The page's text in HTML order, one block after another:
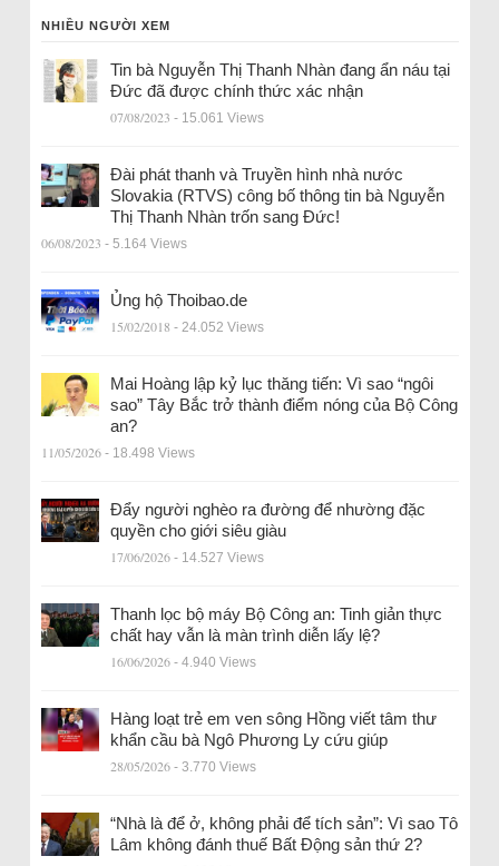
NHIỀU NGƯỜI XEM
Tin bà Nguyễn Thị Thanh Nhàn đang ẩn náu tại
Đức đã được chính thức xác nhận
07/08/2023 - 15.061 Views
Đài phát thanh và Truyền hình nhà nước
Slovakia (RTVS) công bố thông tin bà Nguyễn
Thị Thanh Nhàn trốn sang Đức!
06/08/2023 - 5.164 Views
Ủng hộ Thoibao.de
15/02/2018 - 24.052 Views
Mai Hoàng lập kỷ lục thăng tiến: Vì sao “ngôi
sao” Tây Bắc trở thành điểm nóng của Bộ Công
an?
11/05/2026 - 18.498 Views
Đẩy người nghèo ra đường để nhường đặc
quyền cho giới siêu giàu
17/06/2026 - 14.527 Views
Thanh lọc bộ máy Bộ Công an: Tinh giản thực
chất hay vẫn là màn trình diễn lấy lệ?
16/06/2026 - 4.940 Views
Hàng loạt trẻ em ven sông Hồng viết tâm thư
khẩn cầu bà Ngô Phương Ly cứu giúp
28/05/2026 - 3.770 Views
“Nhà là để ở, không phải để tích sản”: Vì sao Tô
Lâm không đánh thuế Bất Động sản thứ 2?